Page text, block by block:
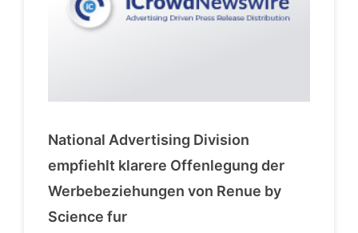
National Advertising Division
empfiehlt klarere Offenlegung der
Werbebeziehungen von Renue by
Science fur